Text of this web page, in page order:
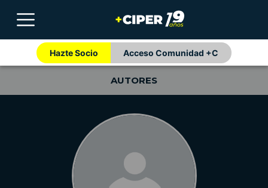
Hazte Socio Acceso Comunidad +C
AUTORES